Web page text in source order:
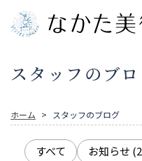
スタッフのブ
ホーム スタッフのブログ
すべて お知らせ